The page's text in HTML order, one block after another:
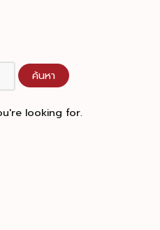
ค้นหา
looking for.